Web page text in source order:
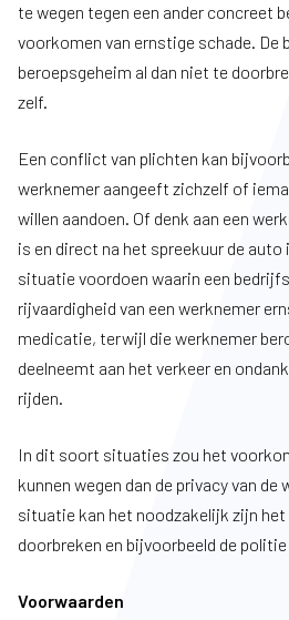
te wegen tegen een ander concreet
voorkomen van ernstige schade. De
beroepsgeheim al dan niet te
zelf.
Een conflict van plichten kan
werknemer aangeeft zichzelf of
willen aandoen. Of denk aan een
is en direct na het spreekuur de
situatie voordoen waarin een
rijvaardigheid van een werknemer
medicatie, terwijl die werknemer
deelneemt aan het verkeer en
rijden.
In dit soort situaties zou het
kunnen wegen dan de privacy van de
situatie kan het noodzakelijk zijn
doorbreken en bijvoorbeeld de
Voorwaarden